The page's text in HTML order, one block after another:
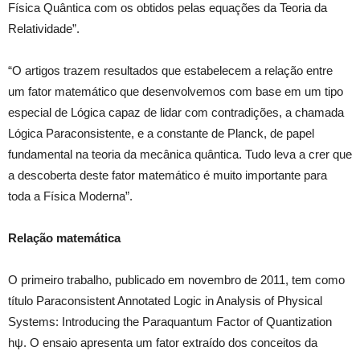
Física Quântica com os obtidos pelas equações da Teoria da
Relatividade”.
“O artigos trazem resultados que estabelecem a relação entre
um fator matemático que desenvolvemos com base em um tipo
especial de Lógica capaz de lidar com contradições, a chamada
Lógica Paraconsistente, e a constante de Planck, de papel
fundamental na teoria da mecânica quântica. Tudo leva a crer que
a descoberta deste fator matemático é muito importante para
toda a Física Moderna”.
Relação matemática
O primeiro trabalho, publicado em novembro de 2011, tem como
título Paraconsistent Annotated Logic in Analysis of Physical
Systems: Introducing the Paraquantum Factor of Quantization
hψ. O ensaio apresenta um fator extraído dos conceitos da